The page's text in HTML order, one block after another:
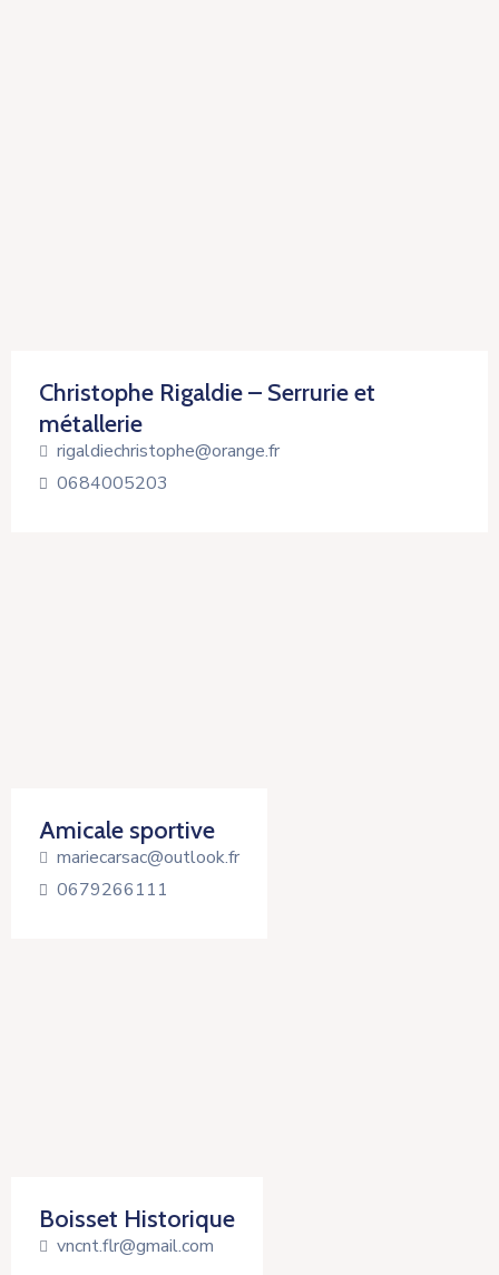
Christophe Rigaldie – Serrurie et
métallerie
rigaldiechristophe@orange.fr
0684005203
Amicale sportive
mariecarsac@outlook.fr
0679266111
Boisset Historique
vncnt.flr@gmail.com